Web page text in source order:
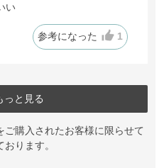
い
参考になった 1
っと見る
購入されたお客様に限らせて
ります。